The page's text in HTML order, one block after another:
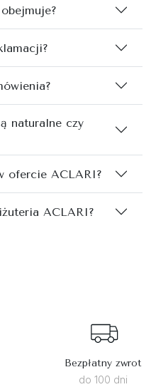
naturalne czy
ofercie ACLARI?
ACLARI?
Bezpłatny zwrot
do 100 dni